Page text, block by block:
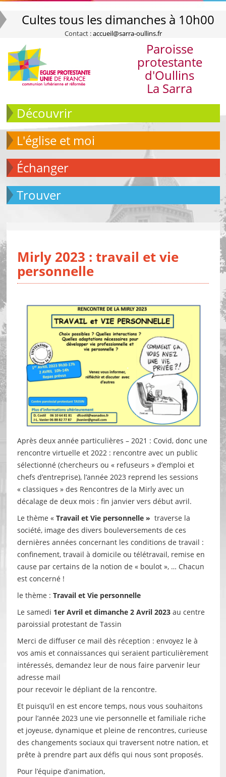
Cultes tous les dimanches à 10h00
Contact :accueil@sarra-oullins.fr
Paroisse
protestante
d'Oullins
La Sarra
Découvrir
L'église et moi
échanger
Trouver
Mirly 2023 : travail et vie
personnelle
Après deux année particulières – 2021 : Covid, donc une
rencontre virtuelle et 2022 : rencontre avec un public
sélectionné (chercheurs ou « refuseurs » d’emploi et
chefs d’entreprise), l’année 2023 reprend les sessions
« classiques » des Rencontres de la Mirly avec un
décalage de deux mois : fin janvier vers début avril.
Le thème « Travail et Vie personnelle » traverse la
société, image des divers bouleversements de ces
dernières années concernant les conditions de travail :
confinement, travail à domicile ou télétravail, remise en
cause par certains de la notion de « boulot », … Chacun
est concerné !
le thème : Travail et Vie personnelle
Le samedi 1er Avril et dimanche 2 Avril 2023au centre
paroissial protestant de Tassin
Merci de diffuser ce mail dès réception : envoyez le à
vos amis et connaissances qui seraient particulièrement
intéressés, demandez leur de nous faire parvenir leur
adresse mail
pour recevoir le dépliant de la rencontre.
Et puisqu’il en est encore temps, nous vous souhaitons
pour l’année 2023 une vie personnelle et familiale riche
et joyeuse, dynamique et pleine de rencontres, curieuse
des changements sociaux qui traversent notre nation, et
prête à prendre part aux défis qui nous sont proposés.
Pour l’équipe d’animation,